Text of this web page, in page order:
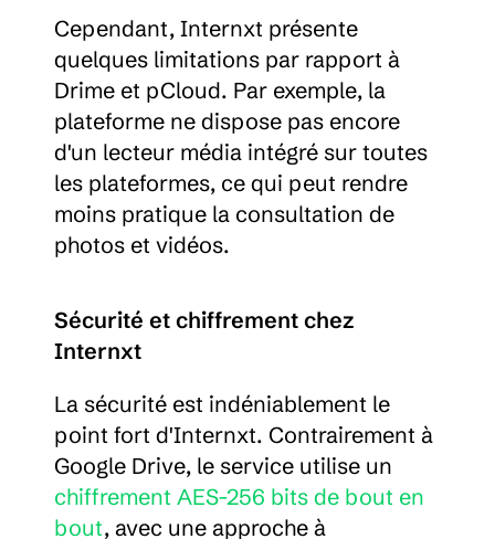
Cependant, Internxt présente
quelques limitations par rapport à
Drime et pCloud. Par exemple, la
plateforme ne dispose pas encore
d'un lecteur média intégré sur toutes
les plateformes, ce qui peut rendre
moins pratique la consultation de
photos et vidéos.
Sécurité et chiffrement chez
Internxt
La sécurité est indéniablement le
point fort d'Internxt. Contrairement à
chiffrement AES-256 bits de bout en
bout, avec une approche à